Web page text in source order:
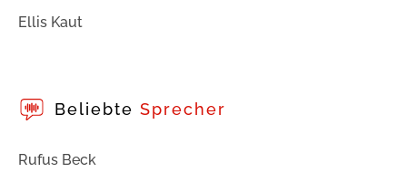
Ellis Kaut
Beliebte Sprecher
Rufus Beck